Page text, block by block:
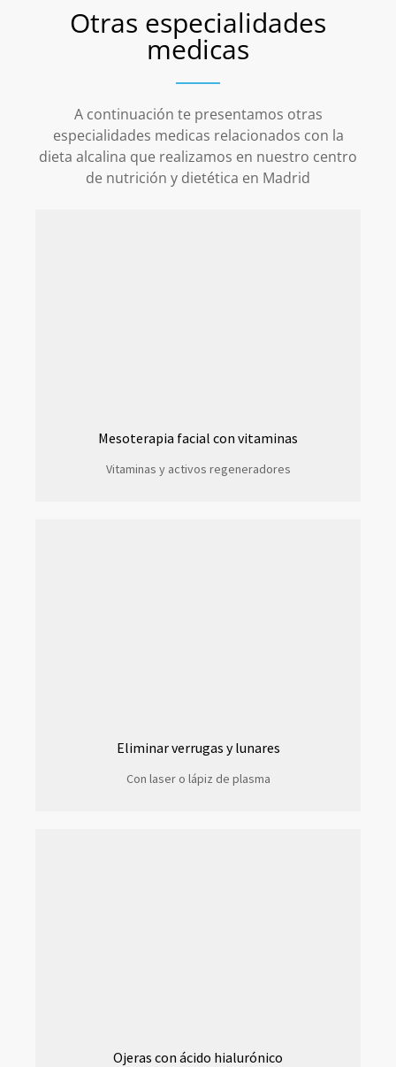
Otras especialidades
medicas
A continuación te presentamos otras
especialidades medicas relacionados con la
dieta alcalina que realizamos en nuestro centro
de nutrición y dietética en Madrid
Mesoterapia facial con vitaminas
Vitaminas y activos regeneradores
Eliminar verrugas y lunares
Con laser o lápiz de plasma
Ojeras con ácido hialurónico